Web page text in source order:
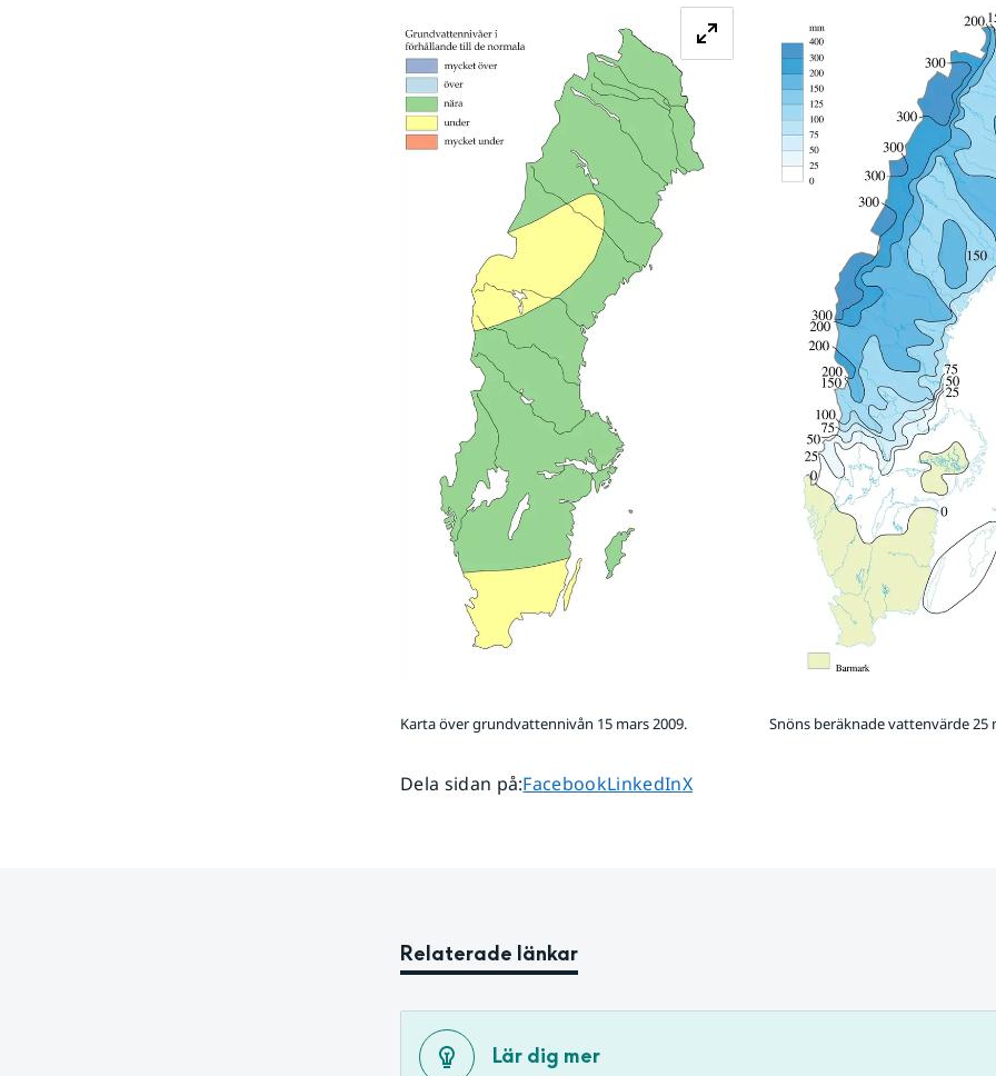
Karta över grundvattennivån 15 mars 2009. Snöns beräknade vattenvärde 25
Dela sidan på:Dela sidan på
FacebookDela sidan på
LinkedInDela sidan på
X
Relaterade länkar
Lär dig mer